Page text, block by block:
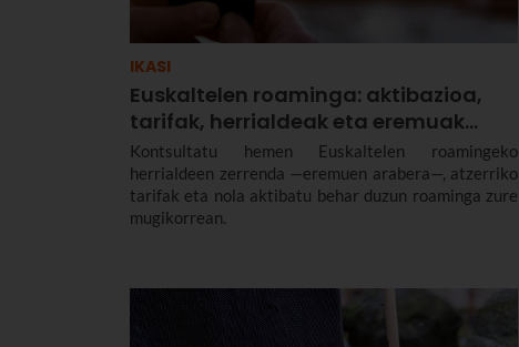
IKASI
Euskaltelen roaminga: aktibazioa,
tarifak, herrialdeak eta eremuak…
Kontsultatu hemen Euskaltelen roamingeko
herrialdeen zerrenda —eremuen arabera—, atzerriko
tarifak eta nola aktibatu behar duzun roaminga zure
mugikorrean.